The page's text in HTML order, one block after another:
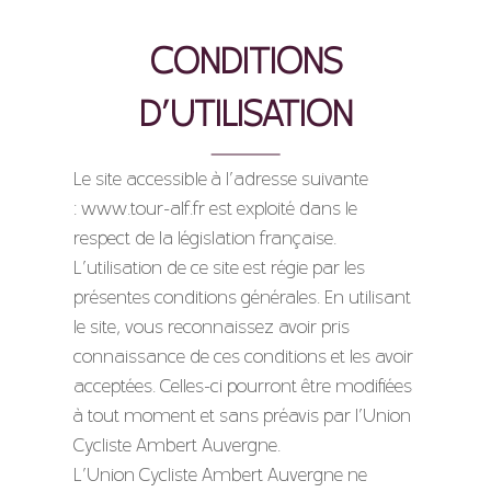
CONDITIONS
D’UTILISATION
Le site accessible à l’adresse suivante
: www.tour-alf.fr est exploité dans le
respect de la législation française.
L’utilisation de ce site est régie par les
présentes conditions générales. En utilisant
le site, vous reconnaissez avoir pris
connaissance de ces conditions et les avoir
acceptées. Celles-ci pourront être modifiées
à tout moment et sans préavis par l’Union
Cycliste Ambert Auvergne.
L’Union Cycliste Ambert Auvergne ne